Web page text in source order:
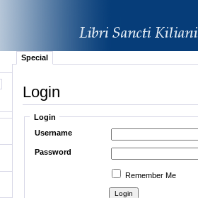
Special
Login
Login
Username
Password
Remember Me